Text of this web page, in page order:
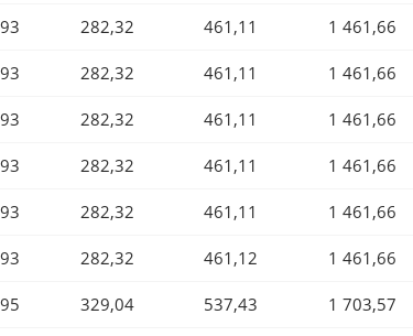
282,32 461,11 1 461,66
282,32 461,11 1 461,66
282,32 461,11 1 461,66
282,32 461,11 1 461,66
282,32 461,11 1 461,66
282,32 461,12 1 461,66
329,04 537,43 1 703,57